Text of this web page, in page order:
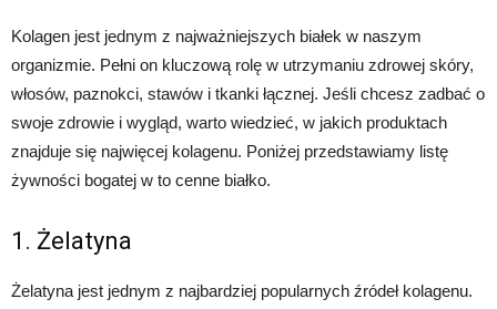
Kolagen jest jednym z najważniejszych białek w naszym
organizmie. Pełni on kluczową rolę w utrzymaniu zdrowej skóry,
włosów, paznokci, stawów i tkanki łącznej. Jeśli chcesz zadbać o
swoje zdrowie i wygląd, warto wiedzieć, w jakich produktach
znajduje się najwięcej kolagenu. Poniżej przedstawiamy listę
żywności bogatej w to cenne białko.
1. Żelatyna
Żelatyna jest jednym z najbardziej popularnych źródeł kolagenu.